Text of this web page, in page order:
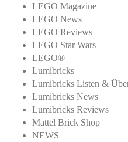
LEGO Magazine
LEGO News
LEGO Reviews
LEGO Star Wars
LEGO®
Lumibricks
Lumibricks Listen &
Lumibricks News
Lumibricks Reviews
Mattel Brick Shop
NEWS